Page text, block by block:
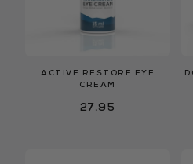
ACTIVE RESTORE EYE
CREAM
27,95